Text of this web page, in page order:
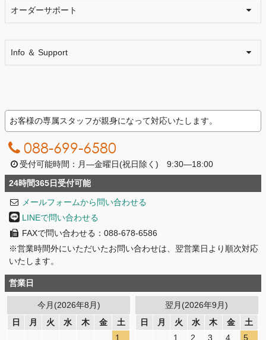
オーダーサポート
Info ＆ Support
お客様の専属スタッフが親身になって対応いたします。
088-699-6580
受付可能時間：月―金曜日(祝日除く) 9:30―18:00
24時間365日受付可能
メールフォームから問い合わせる
LINEで問い合わせる
FAXで問い合わせる：088-678-6586
※営業時間外にいただいたお問い合わせは、翌営業日より順次対応
いたします。
営業日
今月(2026年8月)
日
月 火 水 木 金
土
1
翌月(2026年9月)
日
月 火 水 木 金
土
1
2 3 4 5